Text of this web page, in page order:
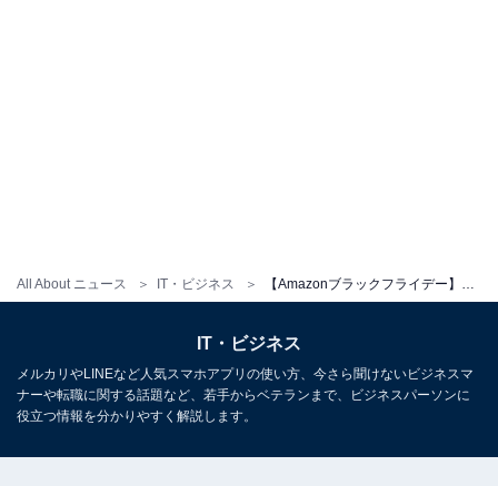
All About ニュース IT・ビジネス
ASUS Chromebook Detachable CZ1 ノートパソコン（出典：Amazon）
＞Amazonのページで見る
IT・ビジネス
メルカリやLINEなど人気スマホアプリの使い方、今さら聞けないビジネスマ
ナーや転職に関する話題など、若手からベテランまで、ビジネスパーソンに
役立つ情報を分かりやすく解説します。